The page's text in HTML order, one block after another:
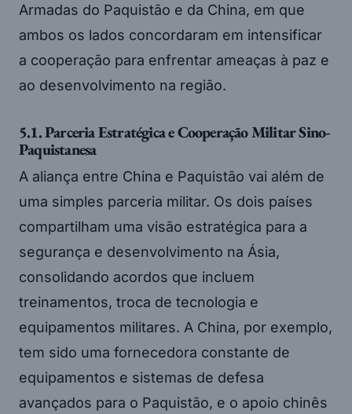
Armadas do Paquistão e da China, em que
ambos os lados concordaram em intensificar
a cooperação para enfrentar ameaças à paz e
ao desenvolvimento na região.
5.1. Parceria Estratégica e Cooperação Militar Sino-
Paquistanesa
A aliança entre China e Paquistão vai além de
uma simples parceria militar. Os dois países
compartilham uma visão estratégica para a
segurança e desenvolvimento na Ásia,
consolidando acordos que incluem
treinamentos, troca de tecnologia e
equipamentos militares. A China, por exemplo,
tem sido uma fornecedora constante de
equipamentos e sistemas de defesa
avançados para o Paquistão, e o apoio chinês